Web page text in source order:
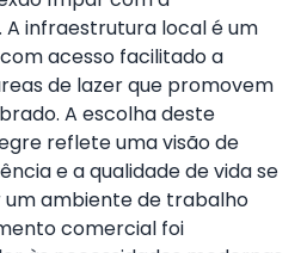
infraestrutura local é um
acesso facilitado a
de lazer que promovem
A escolha deste
reflete uma visão de
e a qualidade de vida se
ambiente de trabalho
comercial foi